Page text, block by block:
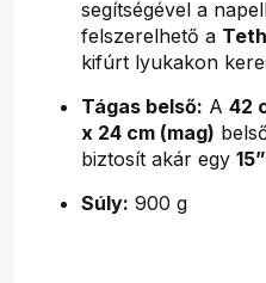
segítségével a
felszerelhető a
kifúrt lyukakon
Tágas belső: A 42
x 24 cm (mag)
biztosít akár egy
Súly: 900 g